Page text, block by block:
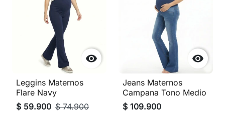

Leggins Maternos
Flare Navy
$ 59.900 $ 74.900

Jeans Maternos
Campana Tono Medio
$ 109.900